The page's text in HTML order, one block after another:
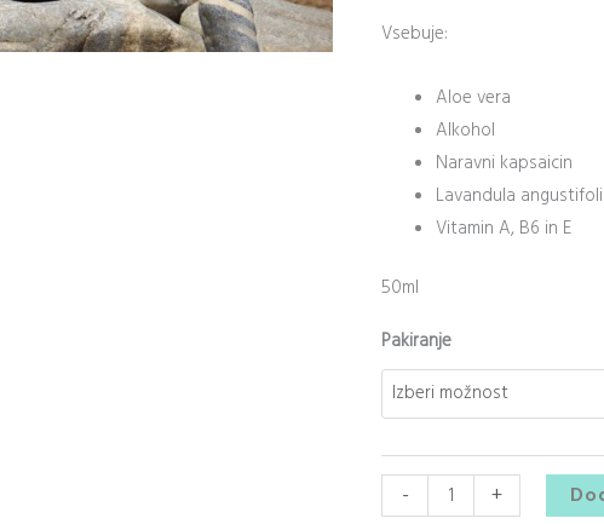
Vsebuje:
Aloe vera
Alkohol
Naravni kapsaicin
Lavandula
Vitamin A, B6 in E
50ml
Pakiranje
- +